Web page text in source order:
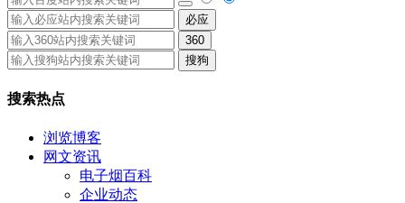
必应
360
搜狗
搜索热点
浏览博客
网文资讯
电子烟百科
企业动态